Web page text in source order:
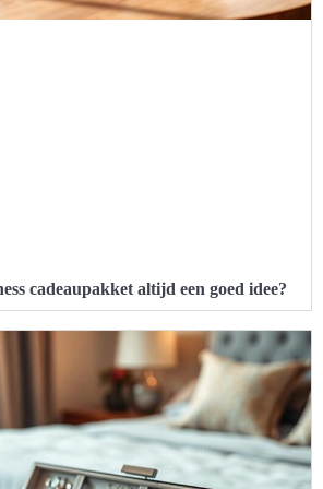
cadeaupakket altijd een goed idee?